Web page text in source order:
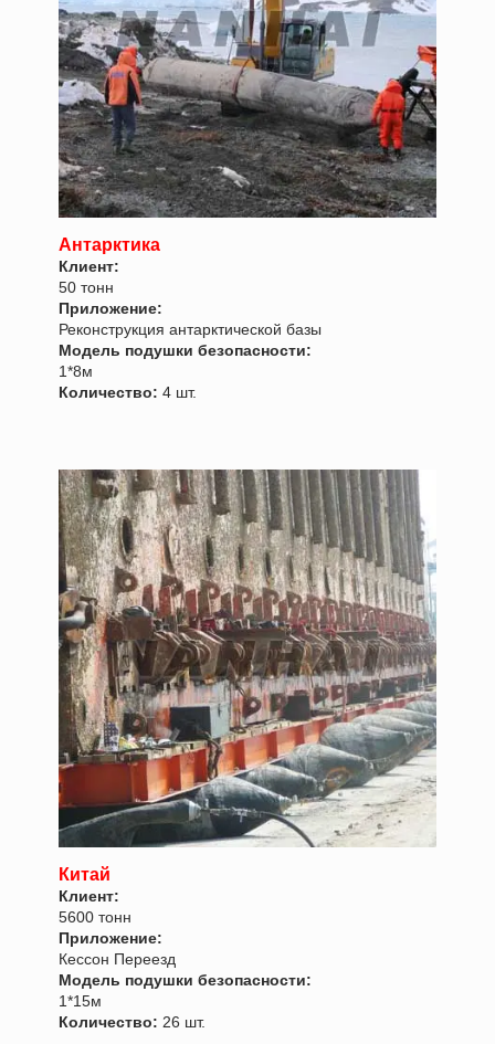
Антарктика
Клиент:
50 тонн
Приложение:
Реконструкция антарктической базы
Модель подушки безопасности:
1*8м
Количество: 4 шт.
Китай
Клиент:
5600 тонн
Приложение:
Кессон Переезд
Модель подушки безопасности:
1*15м
Количество: 26 шт.